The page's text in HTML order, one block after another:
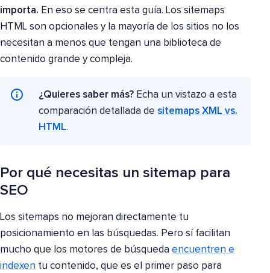
importa. En eso se centra esta guía. Los sitemaps
HTML son opcionales y la mayoría de los sitios no los
necesitan a menos que tengan una biblioteca de
contenido grande y compleja.
¿Quieres saber más? Echa un vistazo a esta
comparación detallada de sitemaps XML vs.
HTML.
Por qué necesitas un sitemap para
SEO
Los sitemaps no mejoran directamente tu
posicionamiento en las búsquedas. Pero sí facilitan
mucho que los motores de búsqueda encuentren e
indexen tu contenido, que es el primer paso para